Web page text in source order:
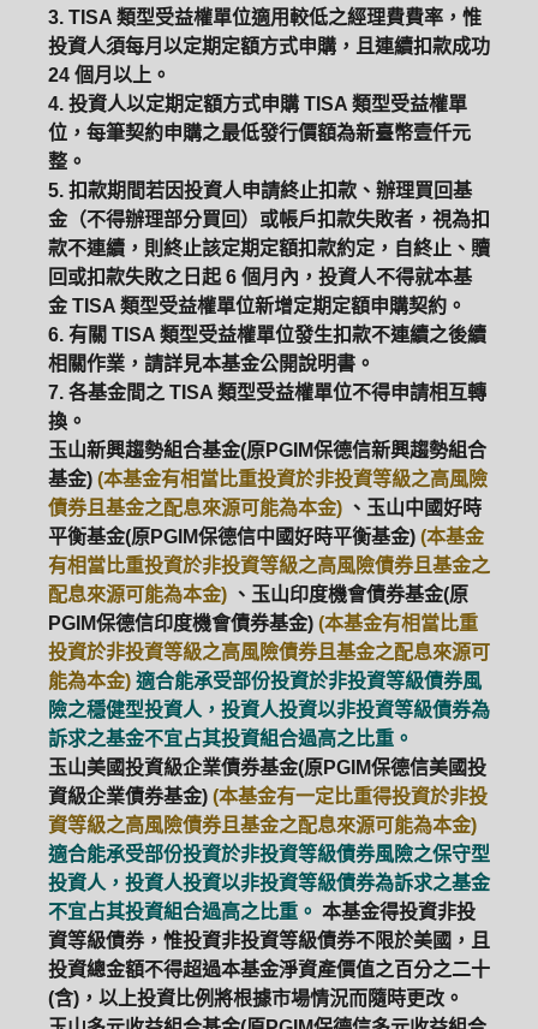
3. TISA 類型受益權單位適用較低之經理費費率，惟
投資人須每月以定期定額方式申購，且連續扣款成功
24 個月以上。
4. 投資人以定期定額方式申購 TISA 類型受益權單
位，每筆契約申購之最低發行價額為新臺幣壹仟元
整。
5. 扣款期間若因投資人申請終止扣款、辦理買回基
金（不得辦理部分買回）或帳戶扣款失敗者，視為扣
款不連續，則終止該定期定額扣款約定，自終止、贖
回或扣款失敗之日起 6 個月內，投資人不得就本基
金 TISA 類型受益權單位新增定期定額申購契約。
6. 有關 TISA 類型受益權單位發生扣款不連續之後續
相關作業，請詳見本基金公開說明書。
7. 各基金間之 TISA 類型受益權單位不得申請相互轉
換。
玉山新興趨勢組合基金(原PGIM保德信新興趨勢組合
基金) (本基金有相當比重投資於非投資等級之高風險
債券且基金之配息來源可能為本金) 、玉山中國好時
平衡基金(原PGIM保德信中國好時平衡基金) (本基金
有相當比重投資於非投資等級之高風險債券且基金之
配息來源可能為本金) 、玉山印度機會債券基金(原
PGIM保德信印度機會債券基金) (本基金有相當比重
投資於非投資等級之高風險債券且基金之配息來源可
能為本金) 適合能承受部份投資於非投資等級債券風
險之穩健型投資人，投資人投資以非投資等級債券為
訴求之基金不宜占其投資組合過高之比重。
玉山美國投資級企業債券基金(原PGIM保德信美國投
資級企業債券基金) (本基金有一定比重得投資於非投
資等級之高風險債券且基金之配息來源可能為本金)
適合能承受部份投資於非投資等級債券風險之保守型
投資人，投資人投資以非投資等級債券為訴求之基金
不宜占其投資組合過高之比重。 本基金得投資非投
資等級債券，惟投資非投資等級債券不限於美國，且
投資總金額不得超過本基金淨資產價值之百分之二十
(含)，以上投資比例將根據市場情況而隨時更改。